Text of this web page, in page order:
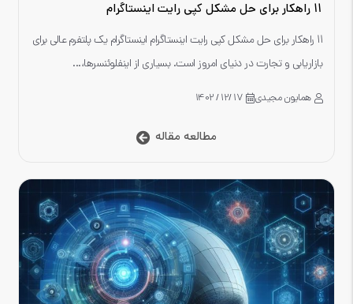
11 راهکار برای حل مشکل کپی رایت اینستاگرام
11 راهکار برای حل مشکل کپی رایت اینستاگرام اینستاگرام یک پلتفرم عالی برای
بازاریابی و تجارت در دنیای امروز است. بسیاری از اینفلوئنسرها،...
همایون مجیدی 17 /12 / 1402
مطالعه مقاله